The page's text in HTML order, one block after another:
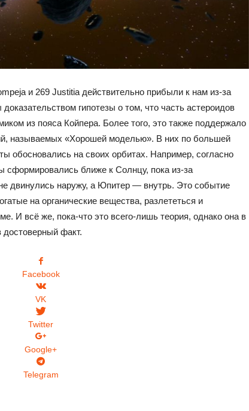
и 269 Justitia действительно прибыли к нам из-за
гипотезы о том, что часть астероидов
из пояса Койпера. Более того, это также поддержало
называемых «Хорошей моделью». В них по большей
обосновались на своих орбитах. Например, согласно
сформировались ближе к Солнцу, пока из-за
двинулись наружу, а Юпитер — внутрь. Это событие
на органические вещества, разлететься и
И всё же, пока-что это всего-лишь теория, однако она в
факт.
Facebook
VK
Twitter
Google+
Telegram